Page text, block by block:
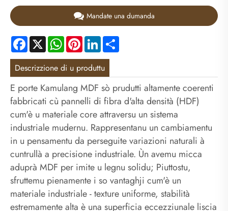
Mandate una dumanda
Facebook
X WhatsApp
PinterestLinkedIn
Descrizzione di u produttu
E porte Kamulang MDF sò prudutti altamente coerenti
fabbricati cù pannelli di fibra d'alta densità (HDF)
cum'è u materiale core attraversu un sistema
industriale mudernu. Rappresentanu un cambiamentu
in u pensamentu da perseguite variazioni naturali à
cuntrullà a precisione industriale. Ùn avemu micca
aduprà MDF per imite u legnu solidu; Piuttostu,
sfruttemu pienamente i so vantaghji cum'è un
materiale industriale - texture uniforme, stabilità
estremamente alta è una superficia eccezziunale liscia